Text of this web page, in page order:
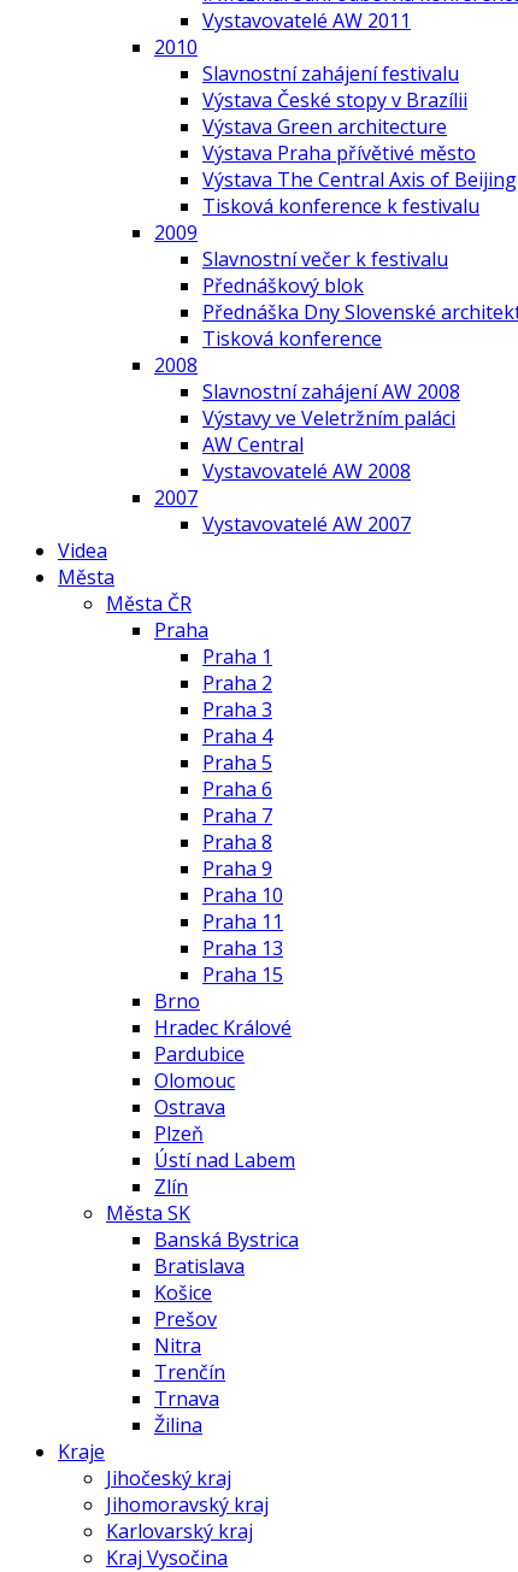
Vystavovatelé AW 2011
2010
Slavnostní zahájení festivalu
Výstava České stopy v Brazílii
Výstava Green architecture
Výstava Praha přívětivé město
Výstava The Central Axis of Beijing
Tisková konference k festivalu
2009
Slavnostní večer k festivalu
Přednáškový blok
Přednáška Dny Slovenské
Tisková konference
2008
Slavnostní zahájení AW 2008
Výstavy ve Veletržním paláci
AW Central
Vystavovatelé AW 2008
2007
Vystavovatelé AW 2007
Videa
Města
Města ČR
Praha
Praha 1
Praha 2
Praha 3
Praha 4
Praha 5
Praha 6
Praha 7
Praha 8
Praha 9
Praha 10
Praha 11
Praha 13
Praha 15
Brno
Hradec Králové
Pardubice
Olomouc
Ostrava
Plzeň
Ústí nad Labem
Zlín
Města SK
Banská Bystrica
Bratislava
Košice
Prešov
Nitra
Trenčín
Trnava
Žilina
Kraje
Jihočeský kraj
Jihomoravský kraj
Karlovarský kraj
Kraj Vysočina